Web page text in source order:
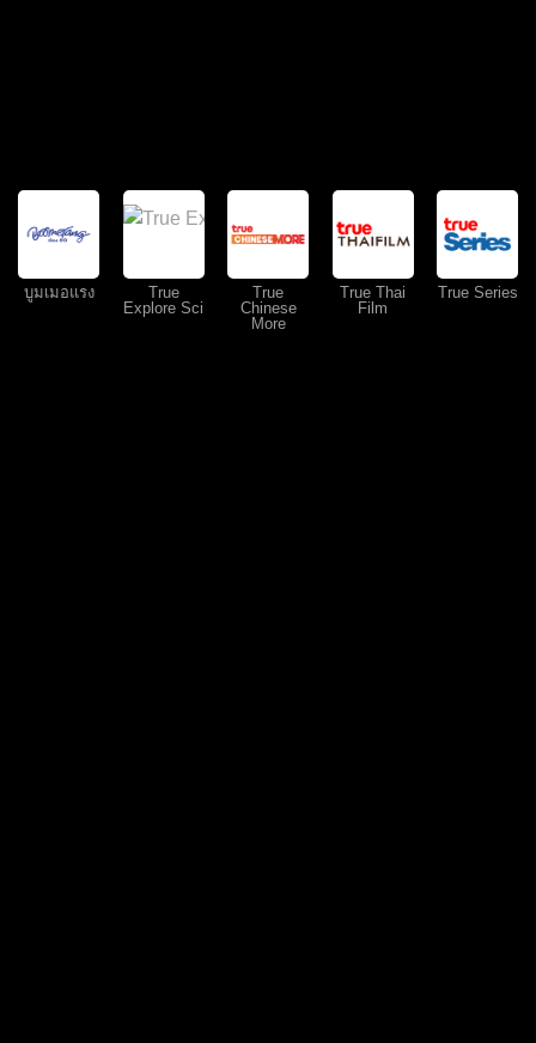
บูมเมอแรง
True
Explore Sci
True
Chinese
More
True Thai
Film
True Series